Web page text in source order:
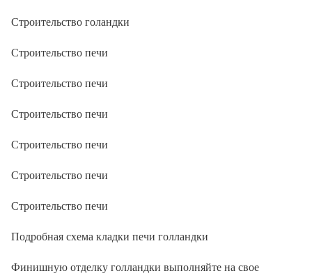
Строительство голандки
Строительство печи
Строительство печи
Строительство печи
Строительство печи
Строительство печи
Строительство печи
Подробная схема кладки печи голландки
Финишную отделку голландки выполняйте на свое